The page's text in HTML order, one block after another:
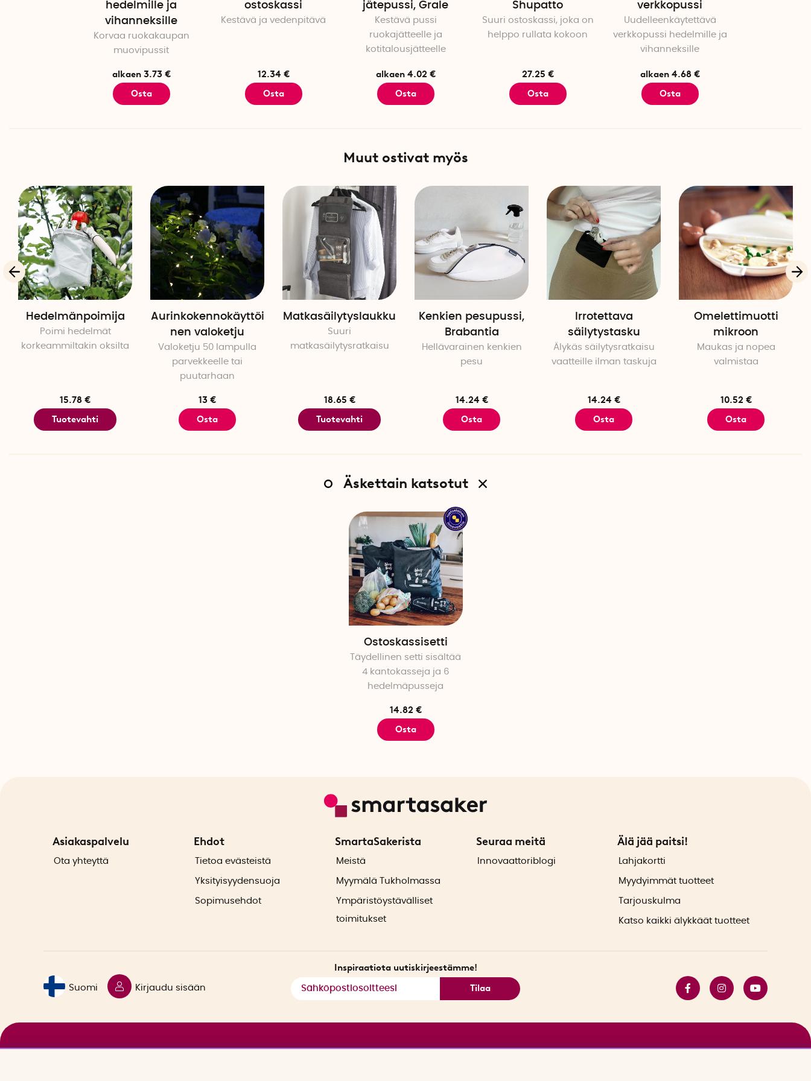
hedelmille ja
vihanneksille
Korvaa ruokakaupan
muovipussit
alkaen 3.73 €
Osta
ostoskassi
Kestävä ja vedenpitävä
12.34 €
Osta
jätepussi, Grale
Kestävä pussi
ruokajätteelle ja
kotitalousjätteelle
alkaen 4.02 €
Osta
Shupatto
Suuri ostoskassi, joka on
helppo rullata kokoon
27.25 €
Osta
verkkopussi
Uudelleenkäytettävä
verkkopussi hedelmille ja
vihanneksille
alkaen 4.68 €
Osta
Muut ostivat myös
Hedelmänpoimija
Poimi hedelmät
korkeammiltakin oksilta
15.78 €
Tuotevahti
Aurinkokennokäyttöi
nen valoketju
Valoketju 50 lampulla
parvekkeelle tai
puutarhaan
13 €
Osta
Matkasäilytyslaukku
Suuri
matkasäilytysratkaisu
18.65 €
Tuotevahti
Kenkien pesupussi,
Brabantia
Hellävarainen kenkien
pesu
14.24 €
Osta
Irrotettava
säilytystasku
Älykäs säilytysratkaisu
vaatteille ilman taskuja
14.24 €
Osta
Omelettimuotti
mikroon
Maukas ja nopea
valmistaa
10.52 €
Osta
Äskettain katsotut
Ostoskassisetti
Täydellinen setti sisältää
4 kantokasseja ja 6
hedelmäpusseja
14.82 €
Osta
Asiakaspalvelu
Ota yhteyttä
Ehdot
Tietoa evästeistä
Yksityisyydensuoja
Sopimusehdot
SmartaSakerista
Meistä
Myymälä Tukholmassa
Ympäristöystävälliset
toimitukset
Seuraa meitä
Innovaattoriblogi
Älä jää paitsi!
Lahjakortti
Myydyimmät tuotteet
Tarjouskulma
Katso kaikki älykkäät tuotteet
Suomi Kirjaudu sisään
Inspiraatiota uutiskirjeestämme!
Tilaa